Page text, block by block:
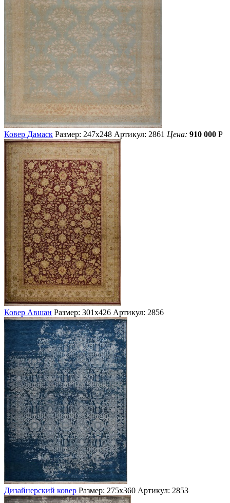
Ковер Дамаск Размер: 247х248 Артикул: 2861 Цена: 910 000 Р
Ковер Авшан Размер: 301х426 Артикул: 2856
Дизайнерский ковер Размер: 275х360 Артикул: 2853